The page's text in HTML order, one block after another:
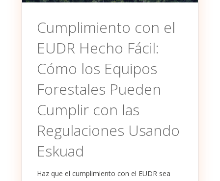
Cumplimiento con el
EUDR Hecho Fácil:
Cómo los Equipos
Forestales Pueden
Cumplir con las
Regulaciones Usando
Eskuad
Haz que el cumplimiento con el EUDR sea